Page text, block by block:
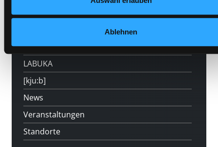
Ablehnen
Angebote
LABUKA
[kju:b]
News
Veranstaltungen
Standorte